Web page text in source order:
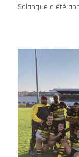
Salanque a été